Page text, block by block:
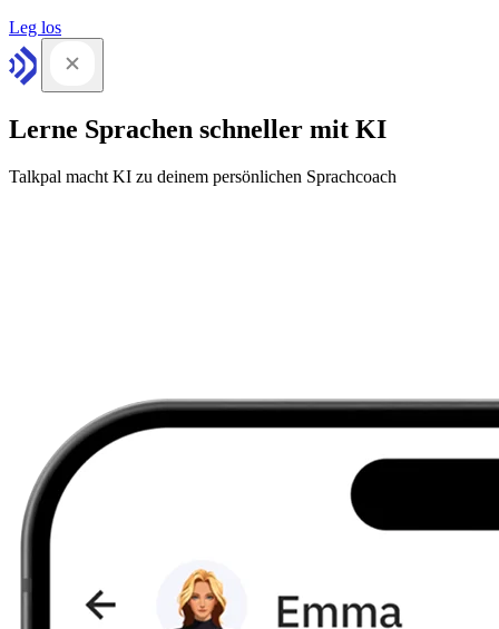
Leg los
Lerne Sprachen schneller mit KI
Talkpal macht KI zu deinem persönlichen Sprachcoach